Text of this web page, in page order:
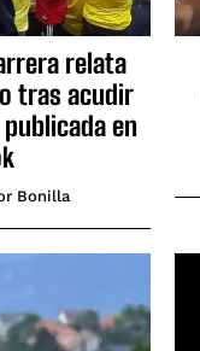
relata
tras acudir
en
Bonilla